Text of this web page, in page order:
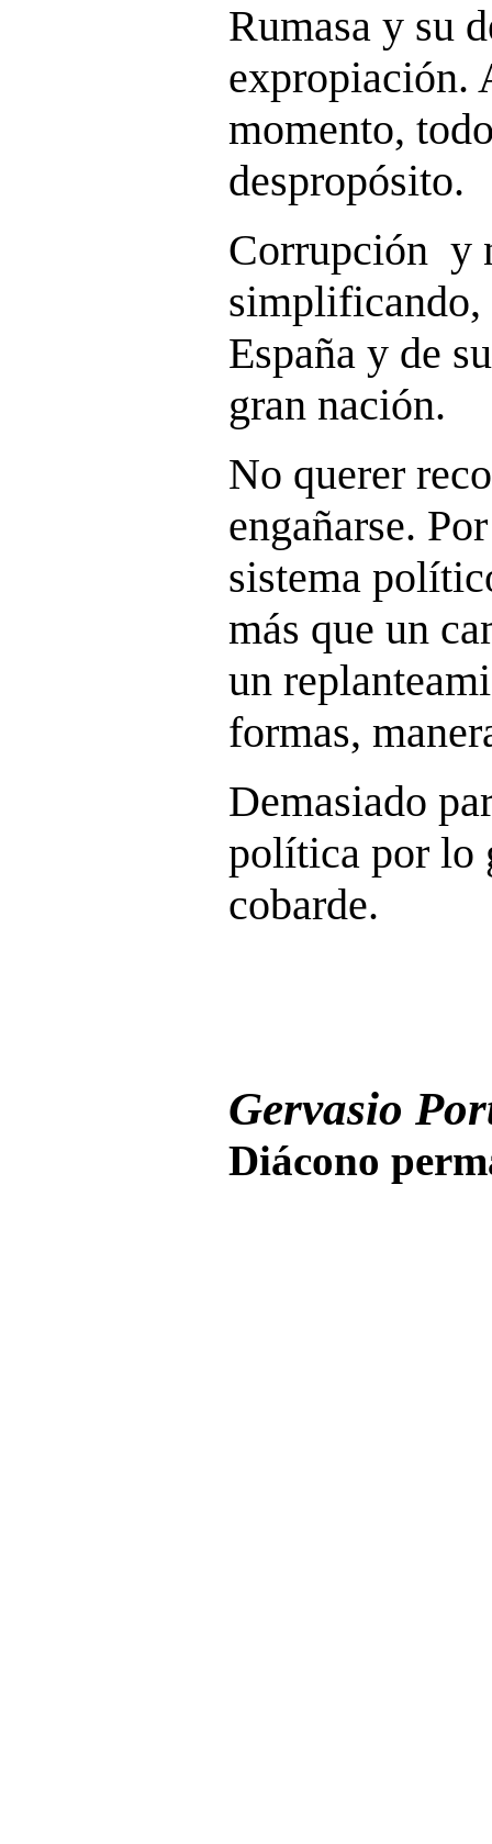
Rumasa y su
expropiación.
momento,
despropósito.
Corrupción y
simplificando,
España y de
gran nación.
No querer
engañarse.
sistema
más que un
un
formas,
Demasiado
política por lo
cobarde.
Gervasio
Diácono